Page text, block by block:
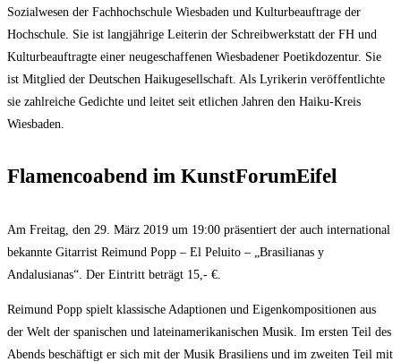
Sozialwesen der Fachhochschule Wiesbaden und Kulturbeauftrage der
Hochschule. Sie ist langjährige Leiterin der Schreibwerkstatt der FH und
Kulturbeauftragte einer neugeschaffenen Wiesbadener Poetikdozentur. Sie
ist Mitglied der Deutschen Haikugesellschaft. Als Lyrikerin veröffentlichte
sie zahlreiche Gedichte und leitet seit etlichen Jahren den Haiku-Kreis
Wiesbaden.
Flamencoabend im KunstForumEifel
Am Freitag, den 29. März 2019 um 19:00 präsentiert der auch international
bekannte Gitarrist Reimund Popp – El Peluito – „Brasilianas y
Andalusianas“. Der Eintritt beträgt 15,- €.
Reimund Popp spielt klassische Adaptionen und Eigenkompositionen aus
der Welt der spanischen und lateinamerikanischen Musik. Im ersten Teil des
Abends beschäftigt er sich mit der Musik Brasiliens und im zweiten Teil mit